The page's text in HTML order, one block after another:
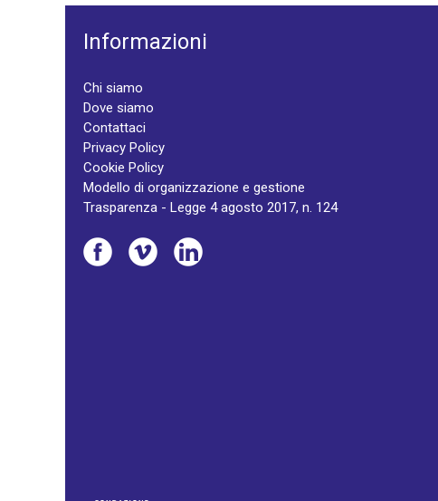
Informazioni
Chi siamo
Dove siamo
Contattaci
Privacy Policy
Cookie Policy
Modello di organizzazione e gestione
Trasparenza - Legge 4 agosto 2017, n. 124